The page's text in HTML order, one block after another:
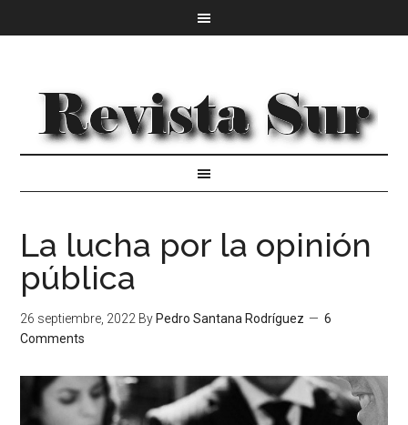
La lucha por la opinión
pública
26 septiembre, 2022 By Pedro Santana Rodríguez
6
Comments